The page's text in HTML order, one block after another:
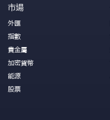
市場
外匯
指數
貴金屬
加密貨幣
能源
股票